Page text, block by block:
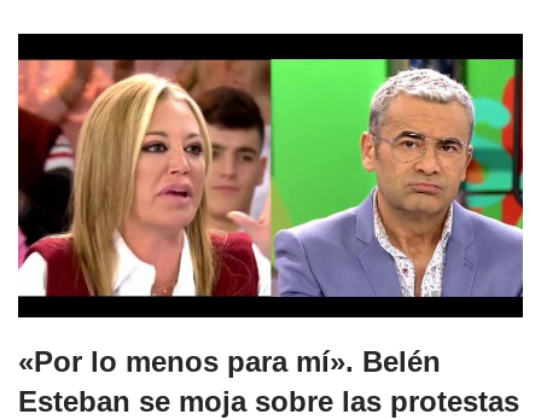
«Por lo menos para mí». Belén
Esteban se moja sobre las protestas